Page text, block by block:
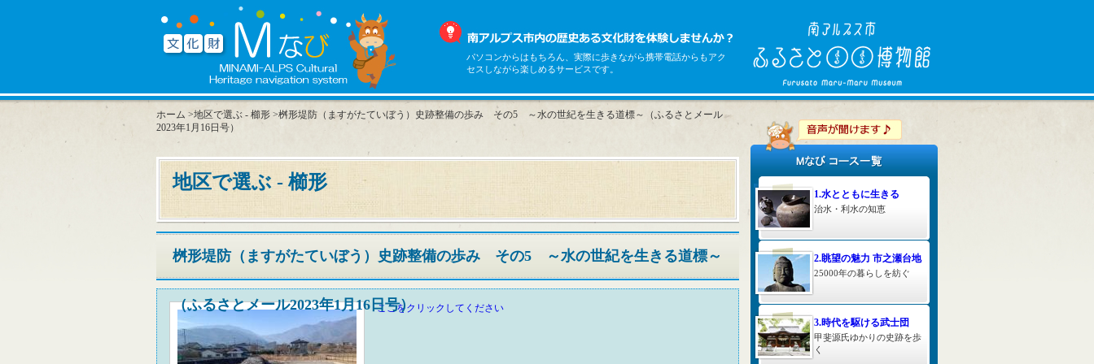
パソコンからはもちろん、実際に歩きながら携帯電話からもアク
セスしながら楽しめるサービスです。
1.水とともに生きる
治水・利水の知恵
2.眺望の魅力 市之瀬台地
25000年の暮らしを紡ぐ
3.時代を駆ける武士団
甲斐源氏ゆかりの史跡を歩
く
ホーム >地区で選ぶ - 櫛形 >桝形堤防（ますがたていぼう）史跡整備の歩み その5 ～水の世紀を生きる道標～（ふるさとメール
2023年1月16日号）
地区で選ぶ - 櫛形
桝形堤防（ますがたていぼう）史跡整備の歩み その5 ～水の世紀を生きる道標～
（ふるさとメール2023年1月16日号）ここをクリックしてください